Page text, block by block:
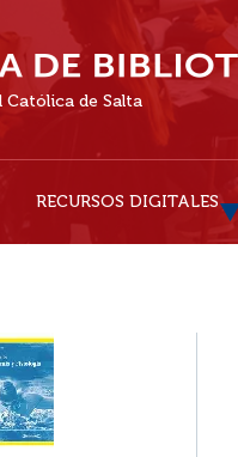
Católica de Salta
RECURSOS DIGITALES